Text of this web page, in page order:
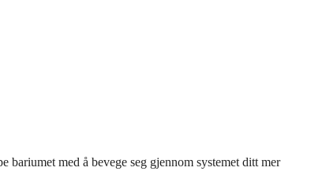
med å bevege seg gjennom systemet ditt mer